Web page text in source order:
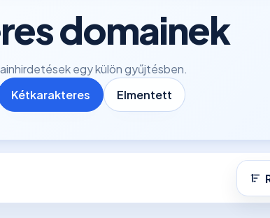
domainek
egy külön gyűjtésben.
Kétkarakteres Elmentett